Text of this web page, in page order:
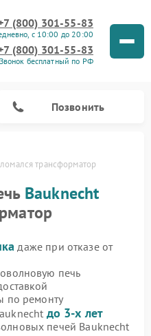
(800) 301-55-83
с 10:00 до 20:00
(800) 301-55-83
Звонок бесплатный по РФ
Позвонить
трансформатор
Bauknecht
даже при отказе от
печь
по ремонту
до 3-х лет
печей Bauknecht